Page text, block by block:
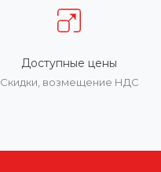
Доступные цены
Скидки, возмещение НДС